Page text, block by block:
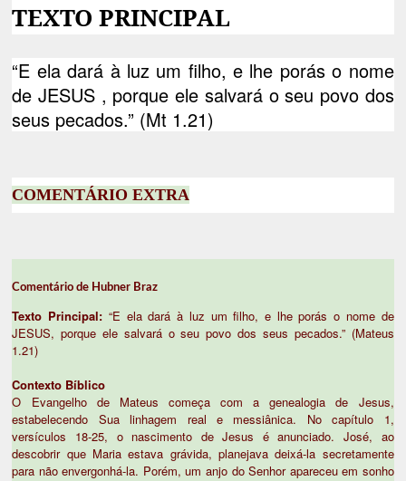
TEXTO PRINCIPAL
“E ela dará à luz um filho, e lhe porás o nome
de JESUS , porque ele salvará o seu povo dos
seus pecados.” (Mt 1.21)
COMENTÁRIO EXTRA
Comentário de Hubner Braz
Texto Principal: “E ela dará à luz um filho, e lhe porás o nome de
JESUS, porque ele salvará o seu povo dos seus pecados.” (Mateus
1.21)
Contexto Bíblico
O Evangelho de Mateus começa com a genealogia de Jesus,
estabelecendo Sua linhagem real e messiânica. No capítulo 1,
versículos 18-25, o nascimento de Jesus é anunciado. José, ao
descobrir que Maria estava grávida, planejava deixá-la secretamente
para não envergonhá-la. Porém, um anjo do Senhor apareceu em sonho